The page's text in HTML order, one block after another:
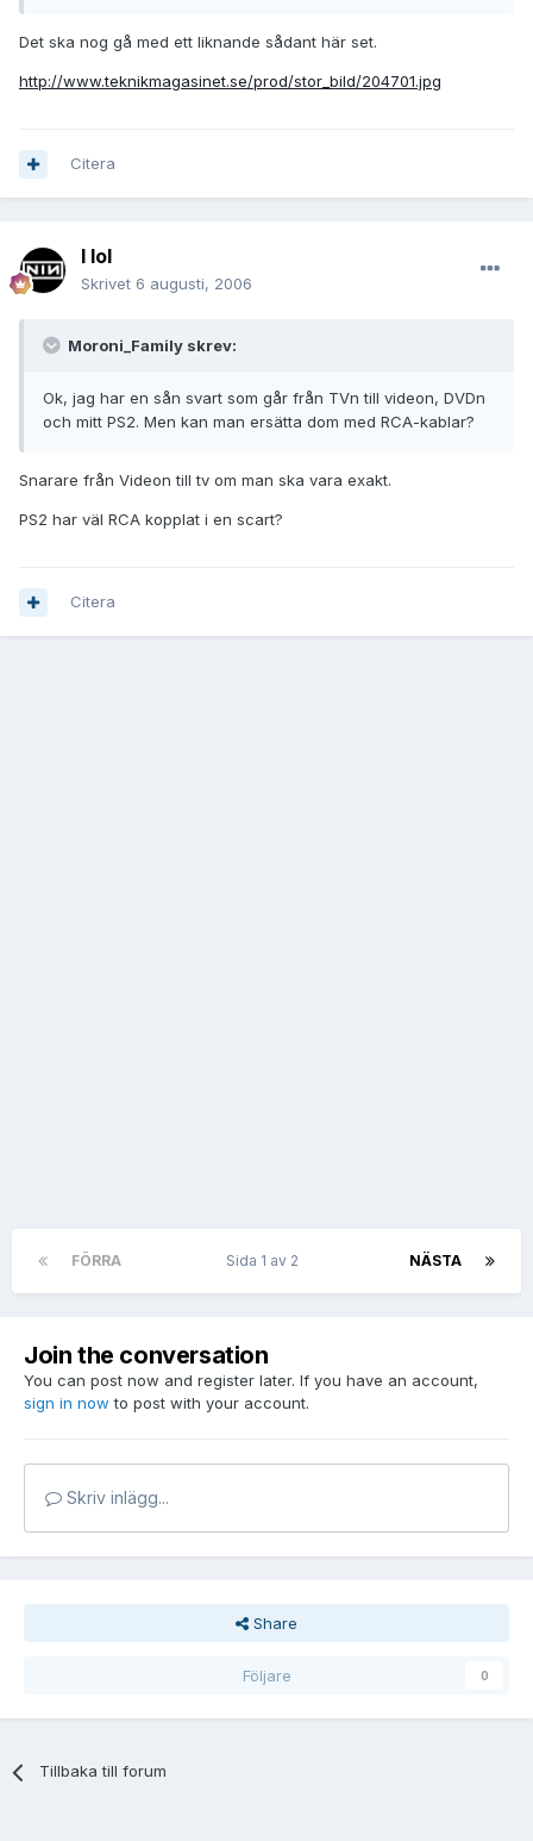
Det ska nog gå med ett liknande sådant här set.
http://www.teknikmagasinet.se/prod/stor_bild/204701.jpg
Citera
I lol
Skrivet 6 augusti, 2006
Moroni_Family skrev:
Ok, jag har en sån svart som går från TVn till videon, DVDn
och mitt PS2. Men kan man ersätta dom med RCA-kablar?
Snarare från Videon till tv om man ska vara exakt.
PS2 har väl RCA kopplat i en scart?
Citera
FÖRRA NÄSTA
Sida 1 av 2
Join the conversation
You can post now and register later. If you have an account,
sign in now to post with your account.
Skriv inlägg...
Share
Följare 0
Tillbaka till forum